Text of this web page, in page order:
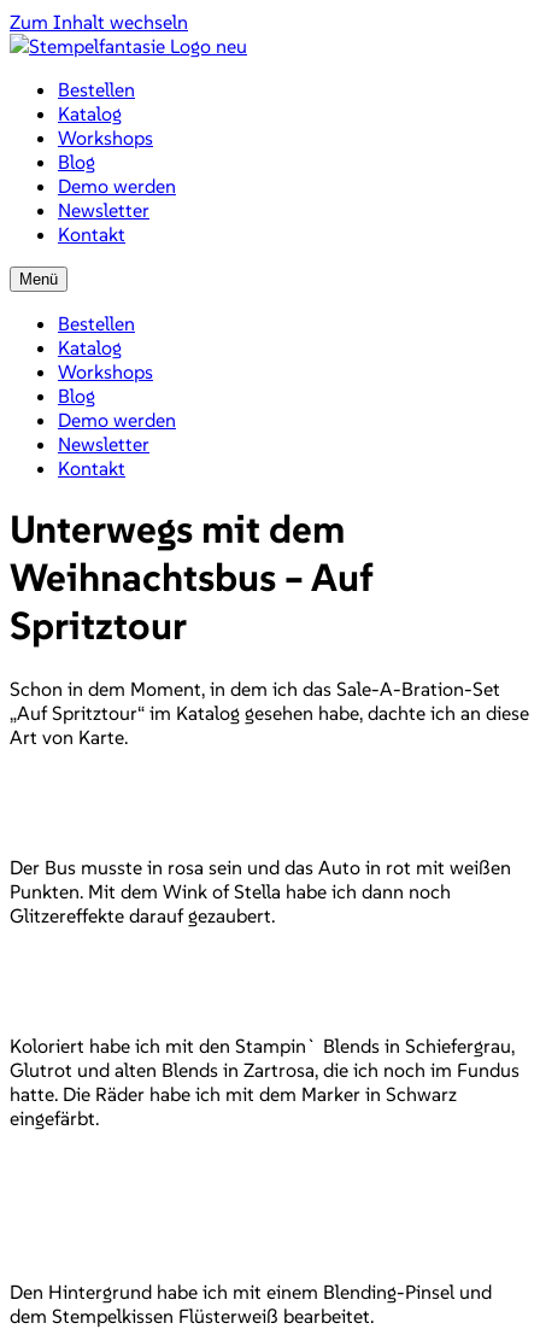
Zum Inhalt wechseln
Bestellen
Katalog
Workshops
Blog
Demo werden
Newsletter
Kontakt
Menü
Bestellen
Katalog
Workshops
Blog
Demo werden
Newsletter
Kontakt
Unterwegs mit dem
Weihnachtsbus – Auf
Spritztour
Schon in dem Moment, in dem ich das Sale-A-Bration-Set
„Auf Spritztour“ im Katalog gesehen habe, dachte ich an diese
Art von Karte.
Der Bus musste in rosa sein und das Auto in rot mit weißen
Punkten. Mit dem Wink of Stella habe ich dann noch
Glitzereffekte darauf gezaubert.
Koloriert habe ich mit den Stampin` Blends in Schiefergrau,
Glutrot und alten Blends in Zartrosa, die ich noch im Fundus
hatte. Die Räder habe ich mit dem Marker in Schwarz
eingefärbt.
Den Hintergrund habe ich mit einem Blending-Pinsel und
dem Stempelkissen Flüsterweiß bearbeitet.